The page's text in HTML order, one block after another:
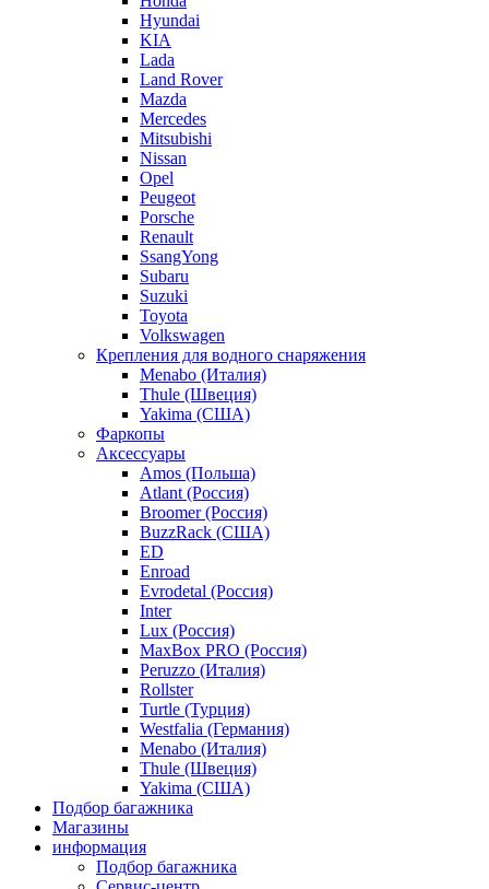
Hyundai
KIA
Lada
Land Rover
Mazda
Mercedes
Mitsubishi
Nissan
Opel
Peugeot
Porsche
Renault
SsangYong
Subaru
Suzuki
Toyota
Volkswagen
Крепления для водного снаряжения
Menabo (Италия)
Thule (Швеция)
Yakima (США)
Фаркопы
Аксессуары
Amos (Польша)
Atlant (Россия)
Broomer (Россия)
BuzzRack (США)
ED
Enroad
Evrodetal (Россия)
Inter
Lux (Россия)
MaxBox PRO (Россия)
Peruzzo (Италия)
Rollster
Turtle (Турция)
Westfalia (Германия)
Menabo (Италия)
Thule (Швеция)
Yakima (США)
Подбор багажника
Магазины
информация
Подбор багажника